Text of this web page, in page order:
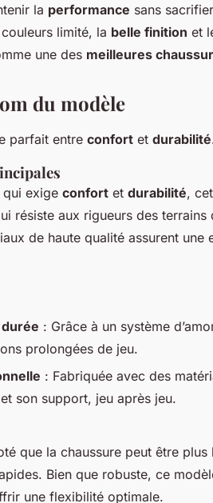
la performance sans
limité, la belle finition et
une des meilleures
du modèle
parfait entre confort et durabilité
exige confort et durabilité,
résiste aux rigueurs des
de haute qualité assurent
: Grâce à un système
prolongées de jeu.
: Fabriquée avec des
son support, jeu après jeu.
que la chaussure peut être
Bien que robuste, ce
une flexibilité optimale.